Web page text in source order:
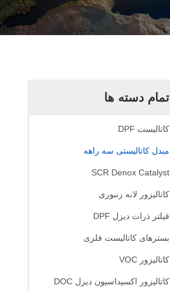
تمام دسته ها
کاتالیست DPF
مبدل کاتالیستی سه راهه
SCR Denox Catalyst
کاتالیزور لانه زنبوری
فیلتر ذرات دیزل DPF
بسترهای کاتالیست فلزی
کاتالیزور VOC
کاتالیزور اکسیداسیون دیزل DOC